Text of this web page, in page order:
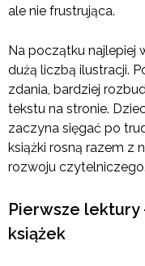
ale nie frustrująca.
Na początku najlepiej
dużą liczbą ilustracji.
zdania, bardziej
tekstu na stronie.
zaczyna sięgać po
książki rosną razem z
rozwoju czytelniczego.
Pierwsze lektury
książek